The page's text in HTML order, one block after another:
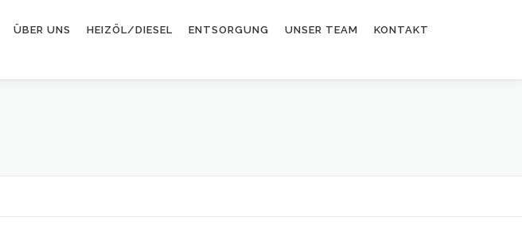
ÜBER UNS HEIZÖL/DIESEL ENTSORGUNG UNSER TEAM KONTAKT